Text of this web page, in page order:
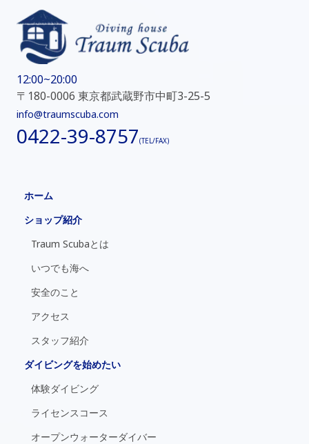
12:00~20:00
〒180-0006 東京都武蔵野市中町3-25-5
info@traumscuba.com
0422-39-8757(TEL/FAX)
ホーム
ショップ紹介
Traum Scubaとは
いつでも海へ
安全のこと
アクセス
スタッフ紹介
ダイビングを始めたい
体験ダイビング
ライセンスコース
オープンウォーターダイバー